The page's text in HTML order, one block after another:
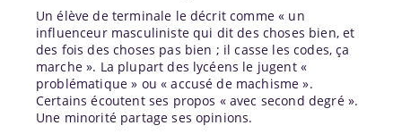
Un élève de terminale le décrit comme « un
influenceur masculiniste qui dit des choses bien, et
des fois des choses pas bien ; il casse les codes, ça
marche ». La plupart des lycéens le jugent «
problématique » ou « accusé de machisme ».
Certains écoutent ses propos « avec second degré ».
Une minorité partage ses opinions.